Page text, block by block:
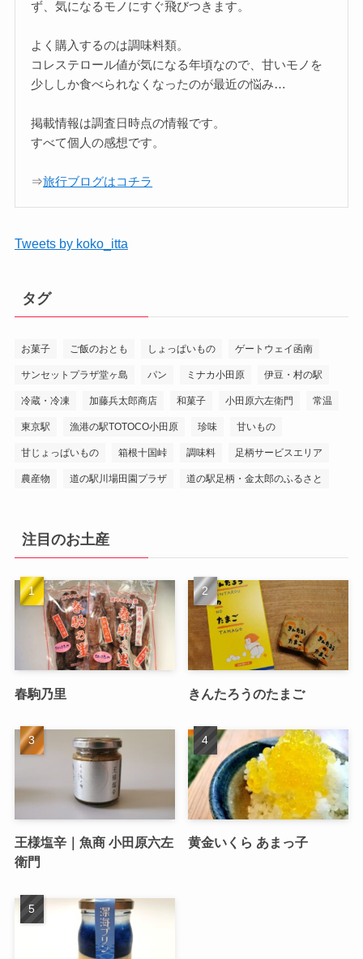
ず、気になるモノにすぐ飛びつきます。
よく購入するのは調味料類。
コレステロール値が気になる年頃なので、甘いモノを
少ししか食べられなくなったのが最近の悩み…
掲載情報は調査日時点の情報です。
すべて個人の感想です。
⇒旅行ブログはコチラ
Tweets by koko_itta
タグ
お菓子 ご飯のおとも しょっぱいもの ゲートウェイ函南
サンセットプラザ堂ヶ島 パン ミナカ小田原 伊豆・村の駅
冷蔵・冷凍 加藤兵太郎商店 和菓子 小田原六左衛門 常温
東京駅 漁港の駅TOTOCO小田原 珍味 甘いもの
甘じょっぱいもの 箱根十国峠 調味料 足柄サービスエリア
農産物 道の駅川場田園プラザ 道の駅足柄・金太郎のふるさと
注目のお土産
春駒乃里 きんたろうのたまご
王様塩辛｜魚商 小田原六左
衛門
黄金いくら あまっ子